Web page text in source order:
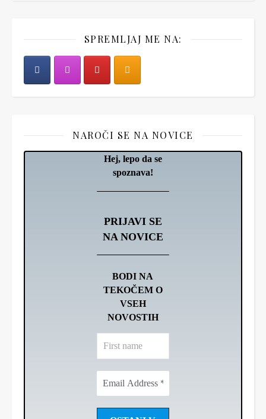
SPREMLJAJ ME NA:
NAROČI SE NA NOVICE
Hej, lepo da se
spoznava!
PRIJAVI SE
NA NOVICE
BODI NA
TEKOČEM O
VSEH
NOVOSTIH
name
Address
*